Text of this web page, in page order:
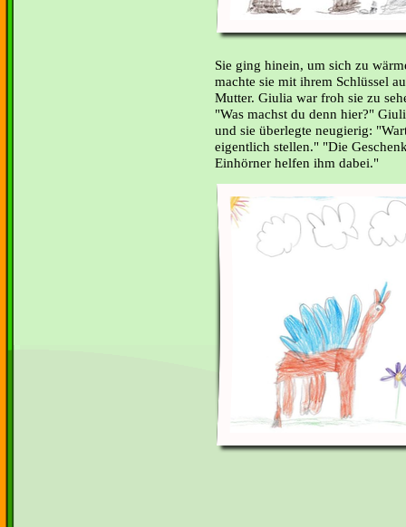
Sie ging hinein, um sich zu
machte sie mit ihrem Schlüssel
Mutter. Giulia war froh sie zu
"Was machst du denn hier?"
und sie überlegte neugierig:
eigentlich stellen." "Die
Einhörner helfen ihm dabei."